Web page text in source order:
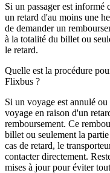
Si un passager est
un retard d'au moins une
de demander un
à la totalité du billet ou
le retard.
Quelle est la procédure
Flixbus ?
Si un voyage est annulé
voyage en raison d'un
remboursement. Ce
billet ou seulement la
cas de retard, le
contacter directement.
mises à jour pour éviter